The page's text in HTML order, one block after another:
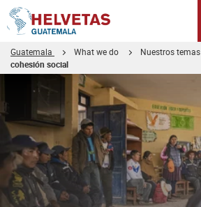
Guatemala What we do Nuestros temas
cohesión social
Tabla de contenido
Voz, inclusión y cohesión social